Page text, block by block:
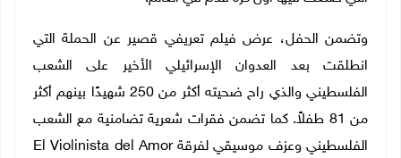
وتضمن الحفل، عرض فيلم تعريفي قصير عن الحملة التي
انطلقت بعد العدوان الإسرائيلي الأخير على الشعب
الفلسطيني والذي راح ضحيته أكثر من 250 شهيدًا بينهم أكثر
من 81 طفلاً. كما تضمن فقرات شعرية تضامنية مع الشعب
الفلسطيني وعزف موسيقي لفرقة El Violinista del Amor